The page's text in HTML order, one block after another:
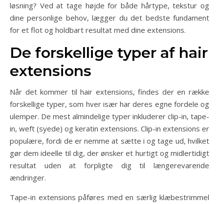
løsning? Ved at tage højde for både hårtype, tekstur og
dine personlige behov, lægger du det bedste fundament
for et flot og holdbart resultat med dine extensions.
De forskellige typer af hair
extensions
Når det kommer til hair extensions, findes der en række
forskellige typer, som hver især har deres egne fordele og
ulemper. De mest almindelige typer inkluderer clip-in, tape-
in, weft (syede) og keratin extensions. Clip-in extensions er
populære, fordi de er nemme at sætte i og tage ud, hvilket
gør dem ideelle til dig, der ønsker et hurtigt og midlertidigt
resultat uden at forpligte dig til længerevarende
ændringer.
Tape-in extensions påføres med en særlig klæbestrimmel